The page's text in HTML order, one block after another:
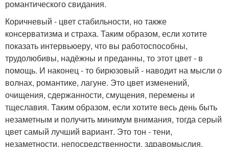
романтического свидания.
Коричневый - цвет стабильности, но также
консерватизма и страха. Таким образом, если хотите
показать интервьюеру, что вы работоспособны,
трудолюбивы, надёжны и преданны, то этот цвет - в
помощь. И наконец - то бирюзовый - наводит на мысли о
волнах, романтике, лагуне. Это цвет изменений,
очищения, сдержанности, смущения, перемены и
тщеславия. Таким образом, если хотите весь день быть
незаметным и получить минимум внимания, тогда серый
цвет самый лучший вариант. Это тон - тени,
незаметности, непосредственности, здравомыслия,